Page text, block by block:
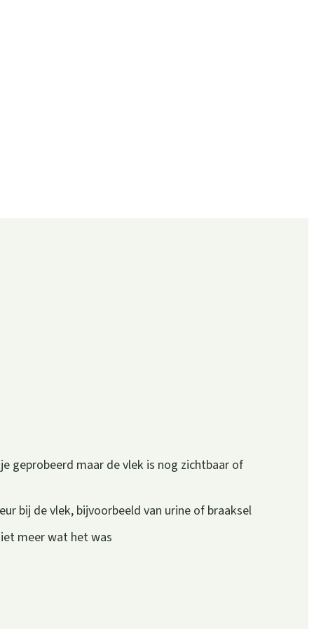
geprobeerd maar de vlek is nog zichtbaar of
bij de vlek, bijvoorbeeld van urine of braaksel
meer wat het was